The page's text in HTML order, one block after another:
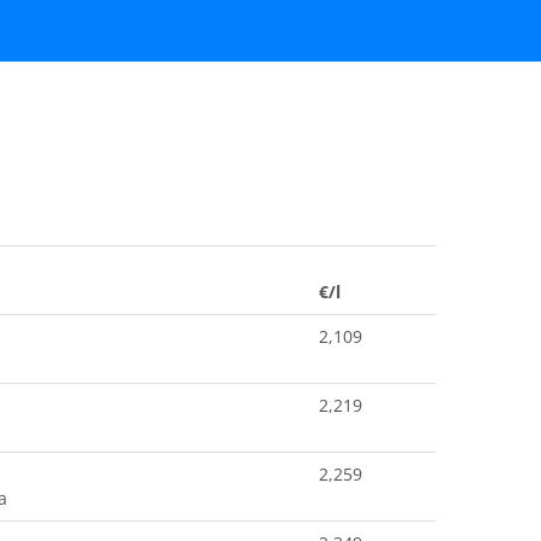
€/l
2,109
2,219
2,259